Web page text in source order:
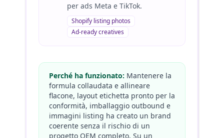
per ads Meta e TikTok.
Shopify listing photos
Ad-ready creatives
Perché ha funzionato: Mantenere la
formula collaudata e allineare
flacone, layout etichetta pronto per la
conformità, imballaggio outbound e
immagini listing ha creato un brand
coerente senza il rischio di un
progetto OEM completo. Su un